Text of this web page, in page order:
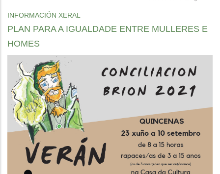
INFORMACIÓN XERAL
PLAN PARA A IGUALDADE ENTRE MULLERES E
HOMES